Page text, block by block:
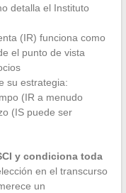
detalla el Instituto
(IR) funciona como
el punto de vista
su estrategia:
(IR a menudo
(IS puede ser
y condiciona toda
en el transcurso
un